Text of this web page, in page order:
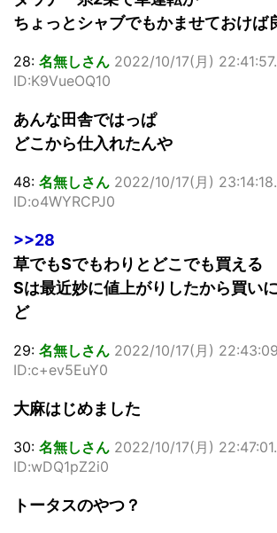
ちょっとシャブでもかませておけば
28: 名無しさん 2022/10/17(月)
ID:K9VueOQ10
あんな田舎ではっぱ
どこから仕入れたんや
48: 名無しさん 2022/10/17(月)
ID:o4WYRCPJ0
>>28
草でもSでもわりとどこでも買える
Sは最近妙に値上がりしたから買い
ど
29: 名無しさん 2022/10/17(月)
ID:c+ev5EuY0
大麻はじめました
30: 名無しさん 2022/10/17(月)
ID:wDQ1pZ2i0
トータスのやつ？